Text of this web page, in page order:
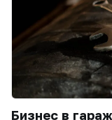
Бизнес в